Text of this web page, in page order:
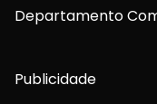
Departamento
Publicidade